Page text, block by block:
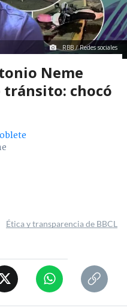
RBB / Redes sociales
Neme
chocó
Ética y transparencia de BBCL